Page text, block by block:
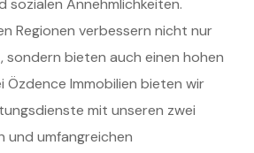
sozialen Annehmlichkeiten.
Regionen verbessern nicht nur
sondern bieten auch einen hohen
Özdence Immobilien bieten wir
mit unseren zwei
und umfangreichen